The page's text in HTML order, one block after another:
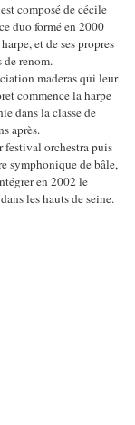
composé de cécile
duo formé en 2000
et de ses propres
renom.
maderas qui leur
commence la harpe
dans la classe de
après.
festival orchestra puis
symphonique de bâle,
en 2002 le
les hauts de seine.